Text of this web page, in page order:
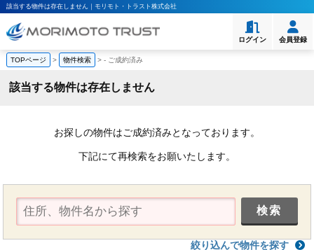
該当する物件は存在しません｜モリモト・トラスト株式会社
ログイン 会員登録
TOPページ > 物件検索 >- ご成約済み
該当する物件は存在しません
お探しの物件はご成約済みとなっております。
下記にて再検索をお願いたします。
絞り込んで物件を探す